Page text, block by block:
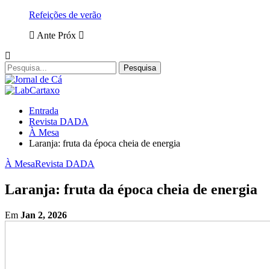
Refeições de verão
Ante Próx
Entrada
Revista DADA
À Mesa
Laranja: fruta da época cheia de energia
À MesaRevista DADA
Laranja: fruta da época cheia de energia
Em Jan 2, 2026